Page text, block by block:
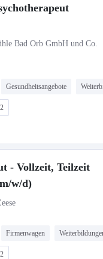
Bad Orb GmbH und Co.
Gesundheitsangebote
2
- Vollzeit, Teilzeit
w/d)
Firmenwagen
2